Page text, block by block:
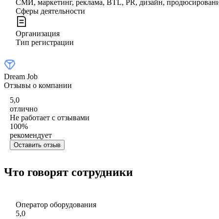
СМИ, маркетинг, реклама, BTL, PR, дизайн,
Сферы деятельности
Организация
Тип регистрации
Dream Job
Отзывы о компании
5,0
отлично
Не работает с отзывами
100%
рекомендует
Оставить отзыв
Что говорят сотрудники
Оператор оборудования
5,0